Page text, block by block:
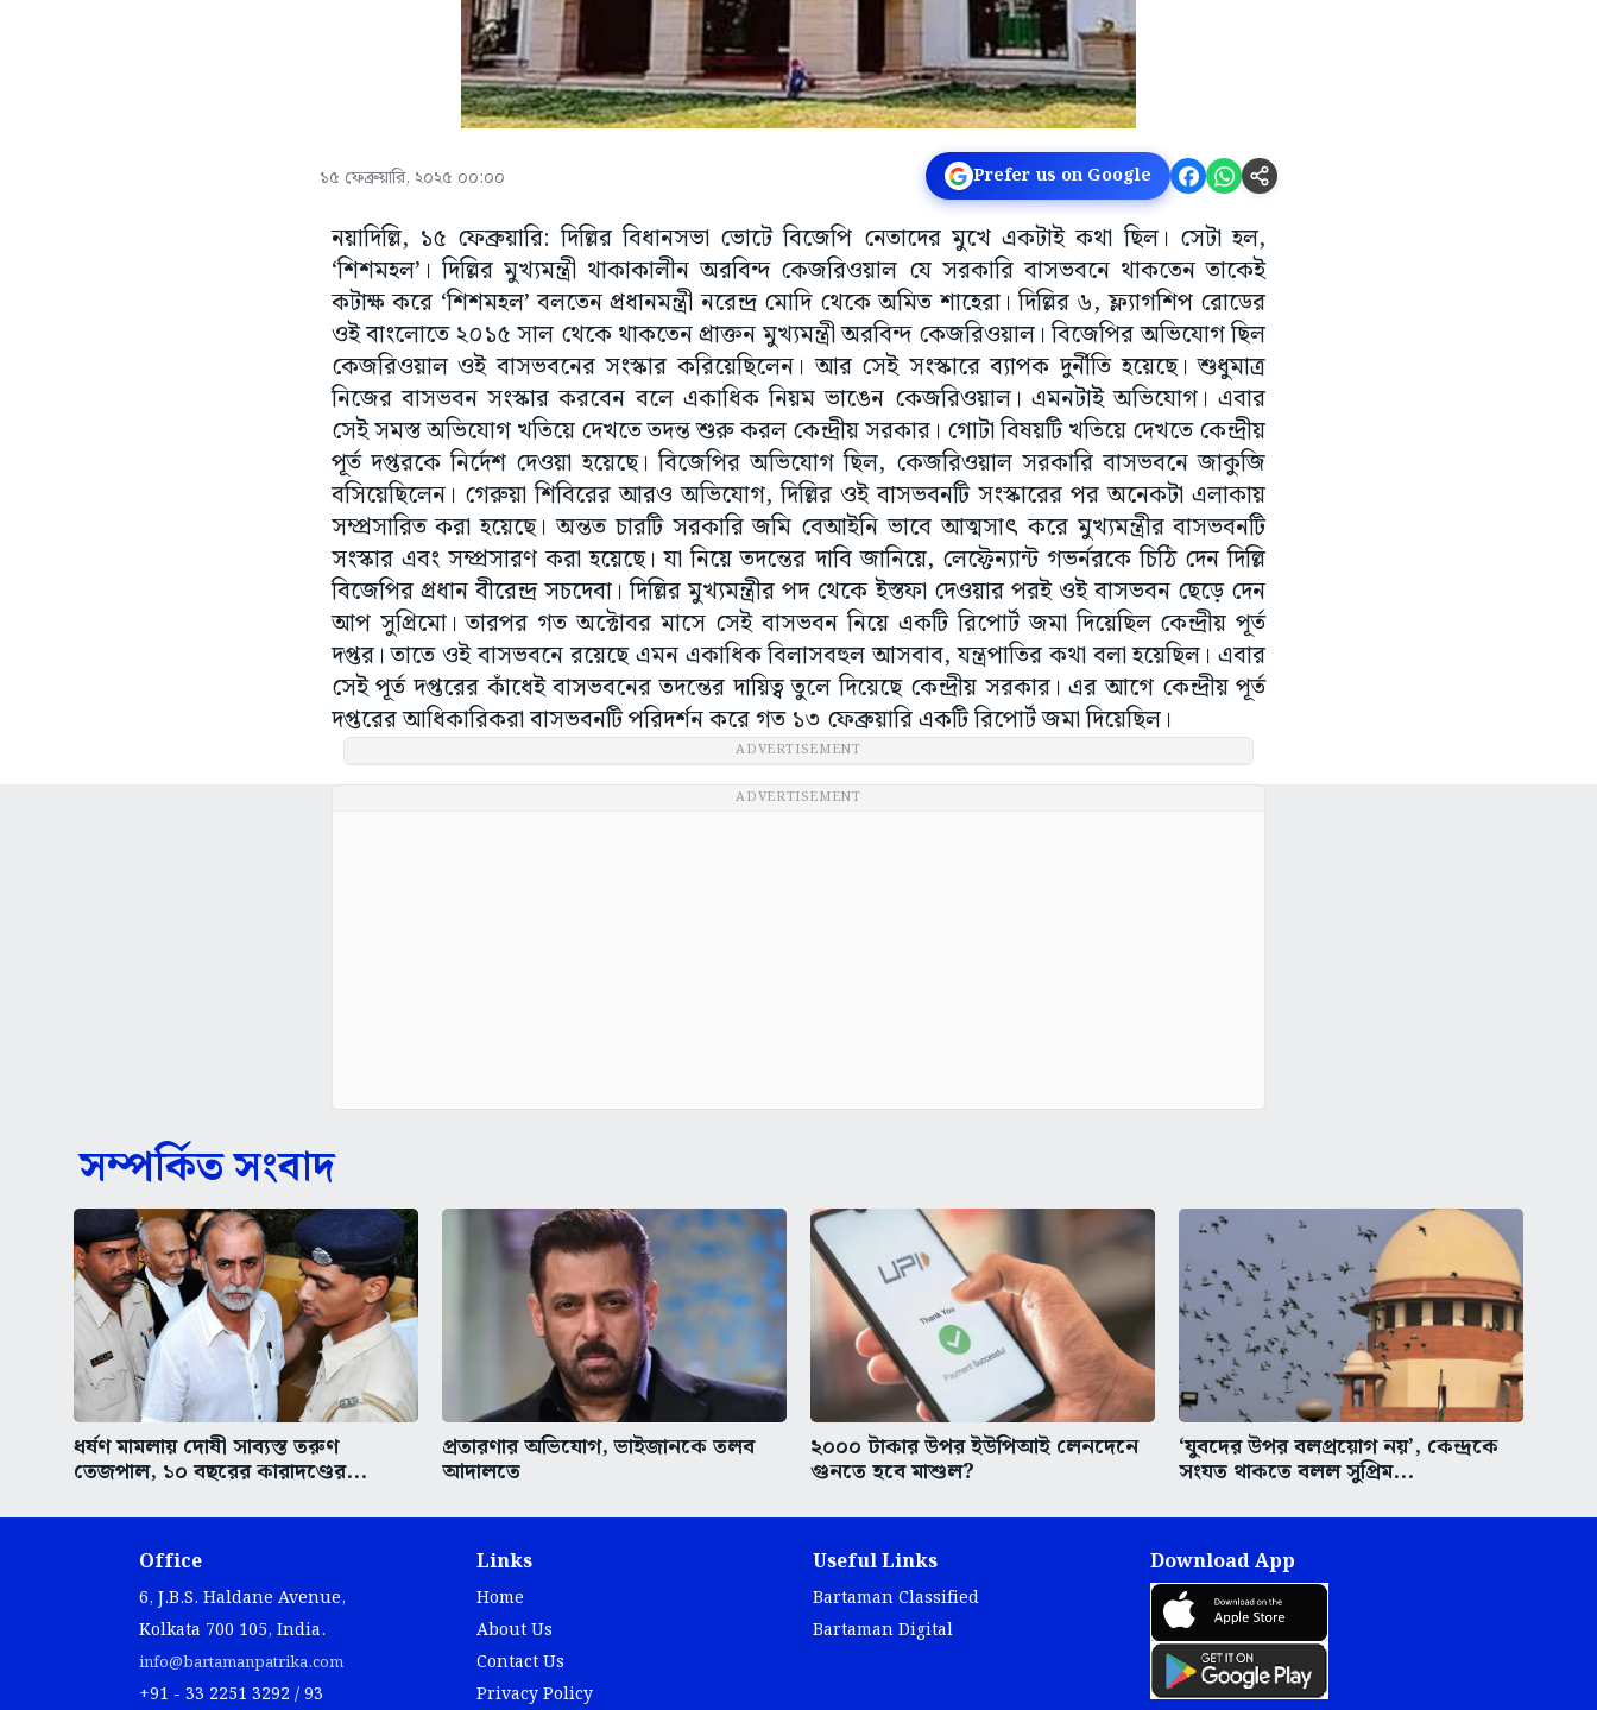
১৫ ফেব্রুয়ারি, ২০২৫ ০০:০০ Prefer us on Google
নয়াদিল্লি, ১৫ ফেব্রুয়ারি: দিল্লির বিধানসভা ভোটে বিজেপি নেতাদের মুখে একটাই কথা ছিল। সেটা হল,
‘শিশমহল’। দিল্লির মুখ্যমন্ত্রী থাকাকালীন অরবিন্দ কেজরিওয়াল যে সরকারি বাসভবনে থাকতেন তাকেই
কটাক্ষ করে ‘শিশমহল’ বলতেন প্রধানমন্ত্রী নরেন্দ্র মোদি থেকে অমিত শাহেরা। দিল্লির ৬, ফ্ল্যাগশিপ রোডের
ওই বাংলোতে ২০১৫ সাল থেকে থাকতেন প্রাক্তন মুখ্যমন্ত্রী অরবিন্দ কেজরিওয়াল। বিজেপির অভিযোগ ছিল
কেজরিওয়াল ওই বাসভবনের সংস্কার করিয়েছিলেন। আর সেই সংস্কারে ব্যাপক দুর্নীতি হয়েছে। শুধুমাত্র
নিজের বাসভবন সংস্কার করবেন বলে একাধিক নিয়ম ভাঙেন কেজরিওয়াল। এমনটাই অভিযোগ। এবার
সেই সমস্ত অভিযোগ খতিয়ে দেখতে তদন্ত শুরু করল কেন্দ্রীয় সরকার। গোটা বিষয়টি খতিয়ে দেখতে কেন্দ্রীয়
পূর্ত দপ্তরকে নির্দেশ দেওয়া হয়েছে। বিজেপির অভিযোগ ছিল, কেজরিওয়াল সরকারি বাসভবনে জাকুজি
বসিয়েছিলেন। গেরুয়া শিবিরের আরও অভিযোগ, দিল্লির ওই বাসভবনটি সংস্কারের পর অনেকটা এলাকায়
সম্প্রসারিত করা হয়েছে। অন্তত চারটি সরকারি জমি বেআইনি ভাবে আত্মসাৎ করে মুখ্যমন্ত্রীর বাসভবনটি
সংস্কার এবং সম্প্রসারণ করা হয়েছে। যা নিয়ে তদন্তের দাবি জানিয়ে, লেফ্টেন্যান্ট গভর্নরকে চিঠি দেন দিল্লি
বিজেপির প্রধান বীরেন্দ্র সচদেবা। দিল্লির মুখ্যমন্ত্রীর পদ থেকে ইস্তফা দেওয়ার পরই ওই বাসভবন ছেড়ে দেন
আপ সুপ্রিমো। তারপর গত অক্টোবর মাসে সেই বাসভবন নিয়ে একটি রিপোর্ট জমা দিয়েছিল কেন্দ্রীয় পূর্ত
দপ্তর। তাতে ওই বাসভবনে রয়েছে এমন একাধিক বিলাসবহুল আসবাব, যন্ত্রপাতির কথা বলা হয়েছিল। এবার
সেই পূর্ত দপ্তরের কাঁধেই বাসভবনের তদন্তের দায়িত্ব তুলে দিয়েছে কেন্দ্রীয় সরকার। এর আগে কেন্দ্রীয় পূর্ত
দপ্তরের আধিকারিকরা বাসভবনটি পরিদর্শন করে গত ১৩ ফেব্রুয়ারি একটি রিপোর্ট জমা দিয়েছিল।
ADVERTISEMENT
ADVERTISEMENT
সম্পর্কিত সংবাদ
ধর্ষণ মামলায় দোষী সাব্যস্ত তরুণ
তেজপাল, ১০ বছরের কারাদণ্ডের...
প্রতারণার অভিযোগ, ভাইজানকে তলব
আদালতে
২০০০ টাকার উপর ইউপিআই লেনদেনে
গুনতে হবে মাশুল?
‘যুবদের উপর বলপ্রয়োগ নয়’, কেন্দ্রকে
সংযত থাকতে বলল সুপ্রিম...
Office
6, J.B.S. Haldane Avenue,
Kolkata 700 105, India.
info@bartamanpatrika.com
+91 - 33 2251 3292 / 93
Links
Home
About Us
Contact Us
Privacy Policy
Useful Links
Bartaman Classified
Bartaman Digital
Download App